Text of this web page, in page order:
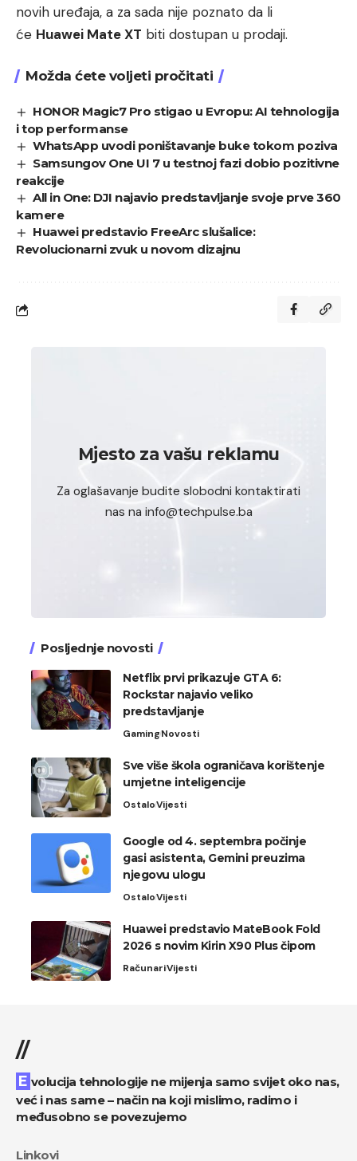
novih uređaja, a za sada nije poznato da li
će Huawei Mate XT biti dostupan u prodaji.
Možda ćete voljeti pročitati
HONOR Magic7 Pro stigao u Evropu: AI tehnologija
i top performanse
WhatsApp uvodi poništavanje buke tokom poziva
Samsungov One UI 7 u testnoj fazi dobio pozitivne
reakcije
All in One: DJI najavio predstavljanje svoje prve 360
kamere
Huawei predstavio FreeArc slušalice:
Revolucionarni zvuk u novom dizajnu
Mjesto za vašu reklamu
Za oglašavanje budite slobodni kontaktirati
nas na info@techpulse.ba
Posljednje novosti
Netflix prvi prikazuje GTA 6:
Rockstar najavio veliko
predstavljanje
GamingNovosti
Sve više škola ograničava korištenje
umjetne inteligencije
OstaloVijesti
Google od 4. septembra počinje
gasi asistenta, Gemini preuzima
njegovu ulogu
OstaloVijesti
Huawei predstavio MateBook Fold
2026 s novim Kirin X90 Plus čipom
RačunariVijesti
//
Evolucija tehnologije ne mijenja samo svijet oko nas,
već i nas same – način na koji mislimo, radimo i
međusobno se povezujemo
Linkovi